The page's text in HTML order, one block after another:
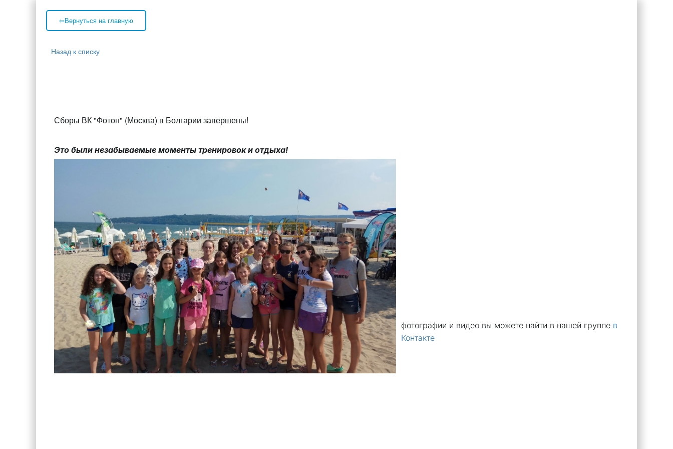
⇦Вернуться на главную
Назад к списку
Сборы ВК "Фотон" (Москва) в Болгарии завершены!
Это были незабываемые моменты тренировок и отдыха!
фотографии и видео вы можете найти в нашей группе в
Контакте